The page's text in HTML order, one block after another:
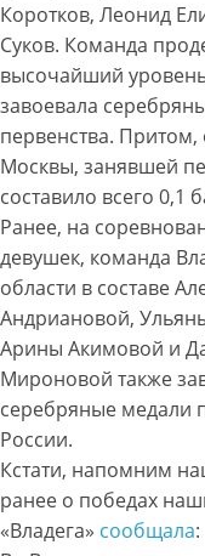
Коротков, Леонид
Суков. Команда
высочайший
завоевала
первенства. Притом,
Москвы, занявшей
составило всего 0,1
Ранее, на
девушек, команда
области в составе
Андриановой,
Арины Акимовой и
Мироновой также
серебряные медали
России.
Кстати, напомним
ранее о победах
«Владега» сообщала: